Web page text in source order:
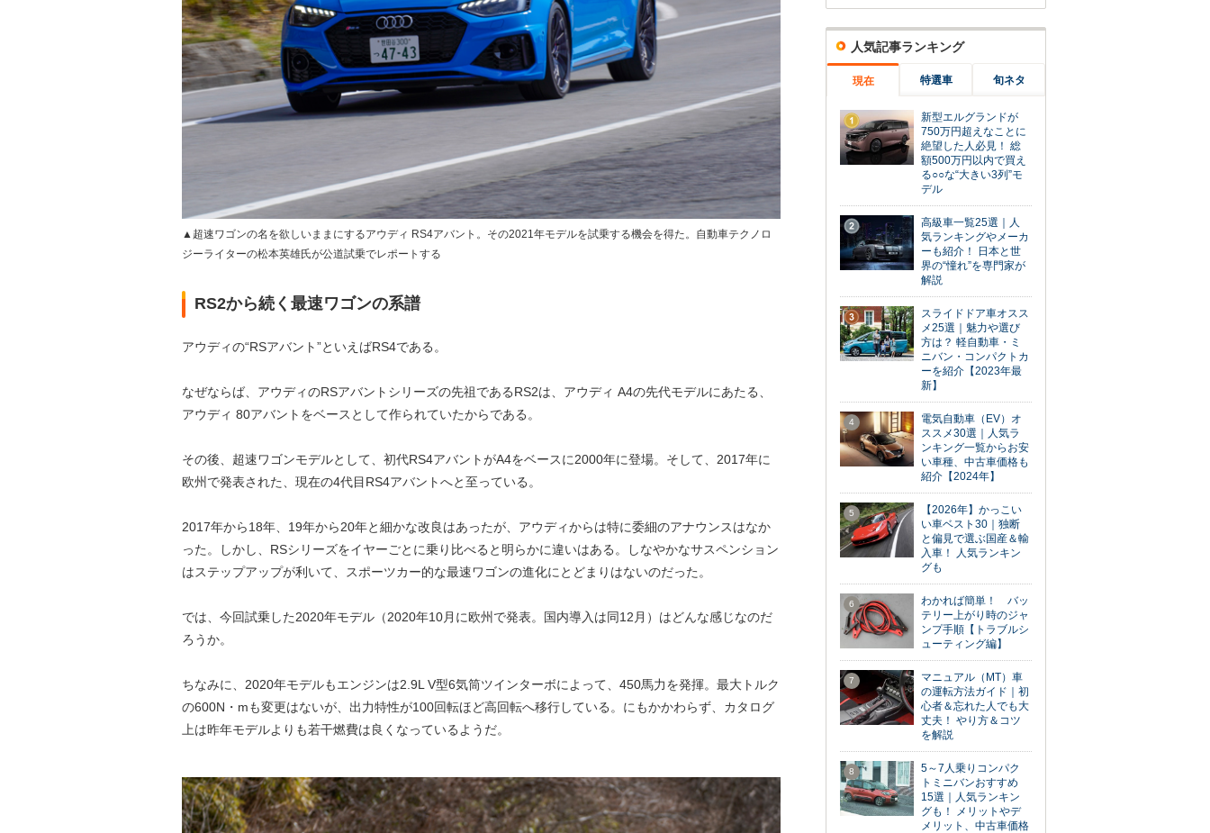
▲超速ワゴンの名を欲しいままにするアウディ RS4アバント。その2021年モデルを試乗する機会を得た。自動車テクノロ
ジーライターの松本英雄氏が公道試乗でレポートする
RS2から続く最速ワゴンの系譜
アウディの“RSアバント”といえばRS4である。
なぜならば、アウディのRSアバントシリーズの先祖であるRS2は、アウディ A4の先代モデルにあたる、
アウディ 80アバントをベースとして作られていたからである。
その後、超速ワゴンモデルとして、初代RS4アバントがA4をベースに2000年に登場。そして、2017年に
欧州で発表された、現在の4代目RS4アバントへと至っている。
2017年から18年、19年から20年と細かな改良はあったが、アウディからは特に委細のアナウンスはなか
った。しかし、RSシリーズをイヤーごとに乗り比べると明らかに違いはある。しなやかなサスペンション
はステップアップが利いて、スポーツカー的な最速ワゴンの進化にとどまりはないのだった。
では、今回試乗した2020年モデル（2020年10月に欧州で発表。国内導入は同12月）はどんな感じなのだ
ろうか。
ちなみに、2020年モデルもエンジンは2.9L V型6気筒ツインターボによって、450馬力を発揮。最大トルク
の600N・mも変更はないが、出力特性が100回転ほど高回転へ移行している。にもかかわらず、カタログ
上は昨年モデルよりも若干燃費は良くなっているようだ。
人気記事ランキング
現在 特選車 旬ネタ
1
新型エルグランドが
750万円超えなことに
絶望した人必見！ 総
額500万円以内で買え
る○○な“大きい3列”モ
デル
2
高級車一覧25選｜人
気ランキングやメーカ
ーも紹介！ 日本と世
界の“憧れ”を専門家が
解説
3
スライドドア車オスス
メ25選｜魅力や選び
方は？ 軽自動車・ミ
ニバン・コンパクトカ
ーを紹介【2023年最
新】
4
電気自動車（EV）オ
ススメ30選｜人気ラ
ンキング一覧からお安
い車種、中古車価格も
紹介【2024年】
5
【2026年】かっこい
い車ベスト30｜独断
と偏見で選ぶ国産＆輸
入車！ 人気ランキン
グも
6
わかれば簡単！ バッ
テリー上がり時のジャ
ンプ手順【トラブルシ
ューティング編】
7
マニュアル（MT）車
の運転方法ガイド｜初
心者＆忘れた人でも大
丈夫！ やり方＆コツ
を解説
8
5～7人乗りコンパク
トミニバンおすすめ
15選｜人気ランキン
グも！ メリットやデ
メリット、中古車価格